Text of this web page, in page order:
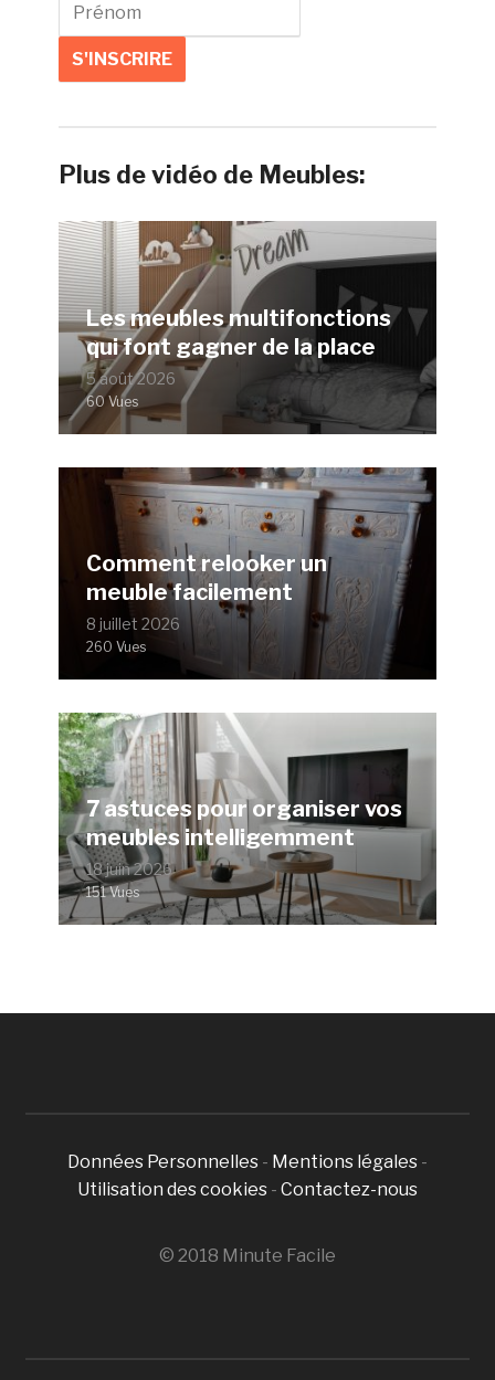
Plus de vidéo de Meubles:
Les meubles multifonctions
qui font gagner de la place
5 août 2026
60 Vues
Comment relooker un
meuble facilement
8 juillet 2026
260 Vues
7 astuces pour organiser vos
meubles intelligemment
18 juin 2026
151 Vues
Données Personnelles - Mentions légales -
Utilisation des cookies - Contactez-nous
© 2018 Minute Facile